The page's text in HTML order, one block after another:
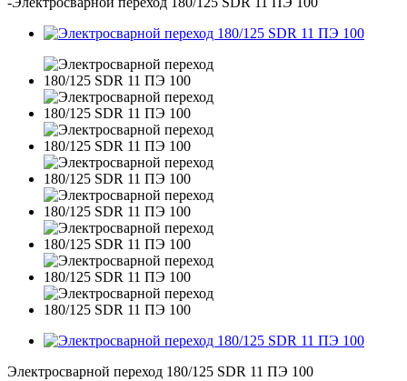
Электросварной переход 180/125 SDR 11 ПЭ 100